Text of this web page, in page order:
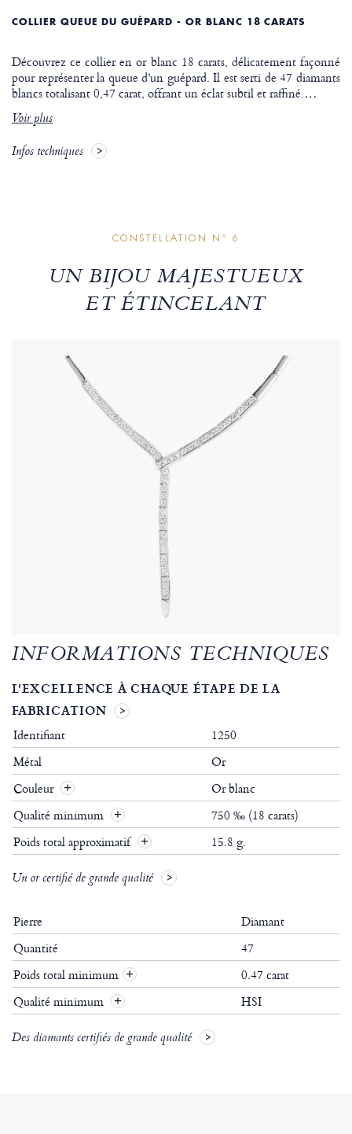
COLLIER QUEUE DU GUÉPARD - OR BLANC 18 CARATS
Découvrez ce collier en or blanc 18 carats, délicatement façonné
pour représenter la queue d’un guépard. Il est serti de 47 diamants
blancs totalisant 0,47 carat, offrant un éclat subtil et raffiné.…
Voir plus
Infos techniques
CONSTELLATION Nº 6
UN BIJOU MAJESTUEUX
ET ÉTINCELANT
INFORMATIONS TECHNIQUES
L'EXCELLENCE À CHAQUE ÉTAPE DE LA
FABRICATION
Identifiant
1250
Métal
Or
Couleur
Or blanc
Qualité minimum
750 ‰ (18 carats)
Poids total approximatif
15.8 g.
Un or certifié de grande qualité
Pierre
Diamant
Quantité
47
Poids total minimum +
0.47 carat
Qualité minimum
+ HSI
Des diamants certifiés de grande qualité